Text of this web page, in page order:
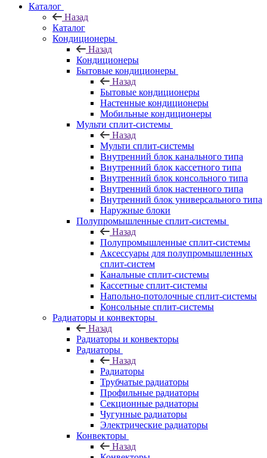
Каталог
Назад
Каталог
Кондиционеры
Назад
Кондиционеры
Бытовые кондиционеры
Назад
Бытовые кондиционеры
Настенные кондиционеры
Мобильные кондиционеры
Мульти сплит-системы
Назад
Мульти сплит-системы
Внутренний блок канального типа
Внутренний блок кассетного типа
Внутренний блок консольного типа
Внутренний блок настенного типа
Внутренний блок универсального типа
Наружные блоки
Полупромышленные сплит-системы
Назад
Полупромышленные сплит-системы
Аксессуары для полупромышленных
сплит-систем
Канальные сплит-системы
Кассетные сплит-системы
Напольно-потолочные сплит-системы
Консольные сплит-системы
Радиаторы и конвекторы
Назад
Радиаторы и конвекторы
Радиаторы
Назад
Радиаторы
Трубчатые радиаторы
Профильные радиаторы
Секционные радиаторы
Чугунные радиаторы
Электрические радиаторы
Конвекторы
Назад